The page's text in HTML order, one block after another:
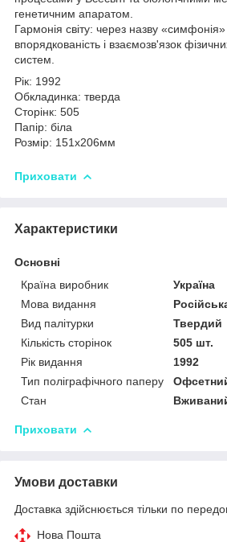
генетичним апаратом.
Гармонія світу: через назву
впорядкованість і взаємозв'язок
систем.
Рік: 1992
Обкладинка: тверда
Сторінк: 505
Папір: біла
Розмір: 151х206мм
Приховати
Характеристики
Основні
Країна виробник
Україна
Мова видання
Вид палітурки
Твердий
Кількість сторінок
505 шт.
Рік видання
1992
Тип поліграфічного паперу
Стан
Приховати
Умови доставки
Доставка здійснюється тільки по
Нова Пошта